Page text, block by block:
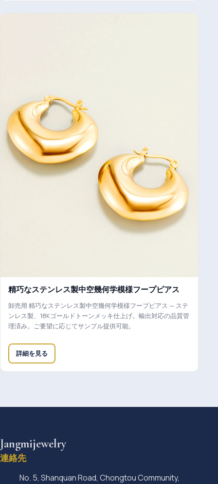
精巧なステンレス製中空幾何学模様フープピアス
卸売用 精巧なステンレス製中空幾何学模様フープピアス — ステ
ンレス製、18Kゴールドトーンメッキ仕上げ。輸出対応の品質管
理済み。ご要望に応じてサンプル提供可能。
詳細を見る
Jangmijewelry
連絡先
No. 5, Shanquan Road, Chongtou Community,